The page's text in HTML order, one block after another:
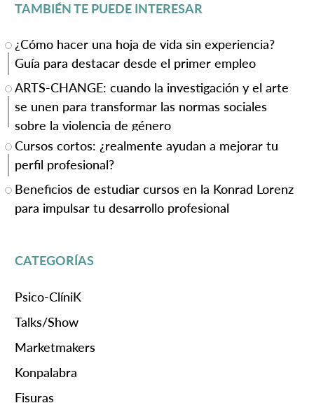
TAMBIÉN TE PUEDE INTERESAR
¿Cómo hacer una hoja de vida sin experiencia?
Guía para destacar desde el primer empleo
ARTS-CHANGE: cuando la investigación y el arte
se unen para transformar las normas sociales
sobre la violencia de género
Cursos cortos: ¿realmente ayudan a mejorar tu
perfil profesional?
Beneficios de estudiar cursos en la Konrad Lorenz
para impulsar tu desarrollo profesional
CATEGORÍAS
Psico-ClíniK
Talks/Show
Marketmakers
Konpalabra
Fisuras